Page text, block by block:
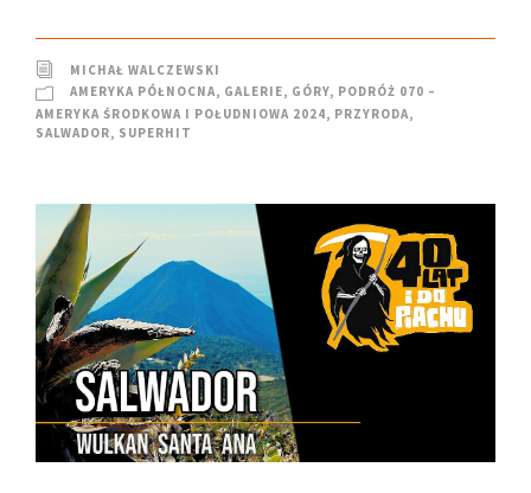
MICHAŁ WALCZEWSKI
AMERYKA PÓŁNOCNA, GALERIE, GÓRY, PODRÓŻ 070 –
AMERYKA ŚRODKOWA I POŁUDNIOWA 2024, PRZYRODA,
SALWADOR, SUPERHIT